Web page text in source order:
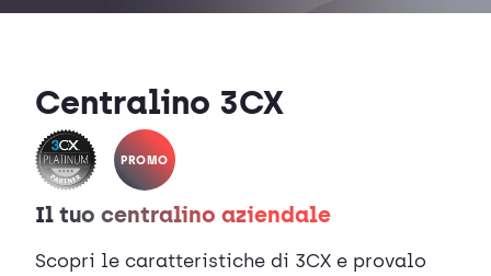
Centralino 3CX
PROMO
Il tuo centralino aziendale
Scopri le caratteristiche di 3CX e provalo